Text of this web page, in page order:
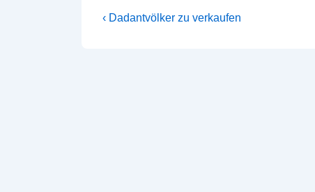
Beitragsnavigation
Vorheriger
‹ Dadantvölker zu verkaufen